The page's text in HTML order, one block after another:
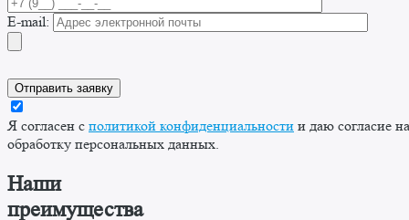
E-mail:
Я согласен с политикой конфиденциальности и даю согласие на
обработку персональных данных.
Наши
преимущества